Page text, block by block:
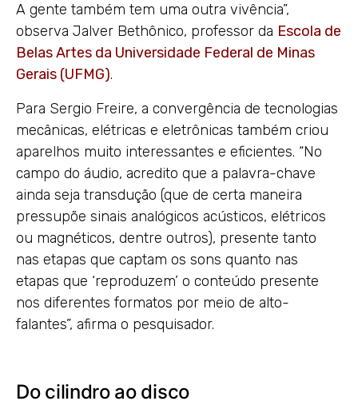
A gente também tem uma outra vivência”,
observa Jalver Bethônico, professor da Escola de
Belas Artes da Universidade Federal de Minas
Gerais (UFMG).
Para Sergio Freire, a convergência de tecnologias
mecânicas, elétricas e eletrônicas também criou
aparelhos muito interessantes e eficientes. “No
campo do áudio, acredito que a palavra-chave
ainda seja transdução (que de certa maneira
pressupõe sinais analógicos acústicos, elétricos
ou magnéticos, dentre outros), presente tanto
nas etapas que captam os sons quanto nas
etapas que ‘reproduzem’ o conteúdo presente
nos diferentes formatos por meio de alto-
falantes”, afirma o pesquisador.
Do cilindro ao disco